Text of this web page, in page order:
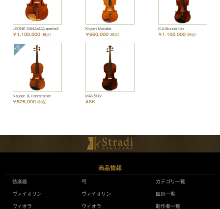
LEONE SANAVIA(Labelled)
￥1,100,000（税込）
Kiyomi Manabe
￥660,000（税込）
C.A.Wunderlich
￥1,100,000（税込）
Neuner, & Hornsteiner
￥825,000（税込）
MANSUY
ASK
商品情報
弦楽器
ヴァイオリン
ヴィオラ
弓
ヴァイオリン
ヴィオラ
カテゴリ一覧
国別一覧
制作者一覧